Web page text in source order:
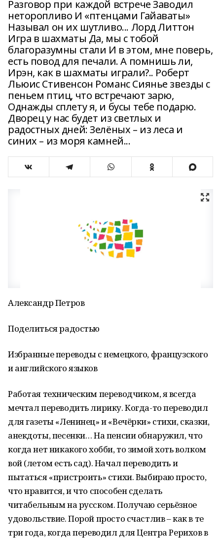
Разговор при каждой встрече Заводил
неторопливо И «птенцами Гайаваты»
Называл он их шутливо... Лорд Литтон
Игра в шахматы Да, мы с тобой
благоразумны стали И в этом, мне поверь,
есть повод для печали. А помнишь ли,
Ирэн, как в шахматы играли?.. Роберт
Льюис Стивенсон Романс Сиянье звезды с
пеньем птиц, что встречают зарю,
Однажды сплету я, и бусы тебе подарю.
Дворец у нас будет из светлых и
радостных дней: Зелёных – из леса и
синих – из моря камней...
Александр Петров
Поделиться радостью
Избранные переводы с немецкого, французского
и английского языков
Работая техническим переводчиком, я всегда
мечтал переводить лирику. Когда-то переводил
для газеты «Ленинец» и «Вечёрки» стихи, сказки,
анекдоты, песенки… На пенсии обнаружил, что
когда нет никакого хобби, то зимой хоть волком
вой (летом есть сад). Начал переводить и
пытаться «пристроить» стихи. Выбираю просто,
что нравится, и что способен сделать
читабельным на русском. Получаю серьёзное
удовольствие. Порой просто счастлив – как в те
три года, когда переводил для Центра Рерихов в